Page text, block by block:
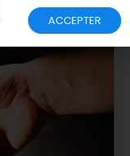
ACCEPTER